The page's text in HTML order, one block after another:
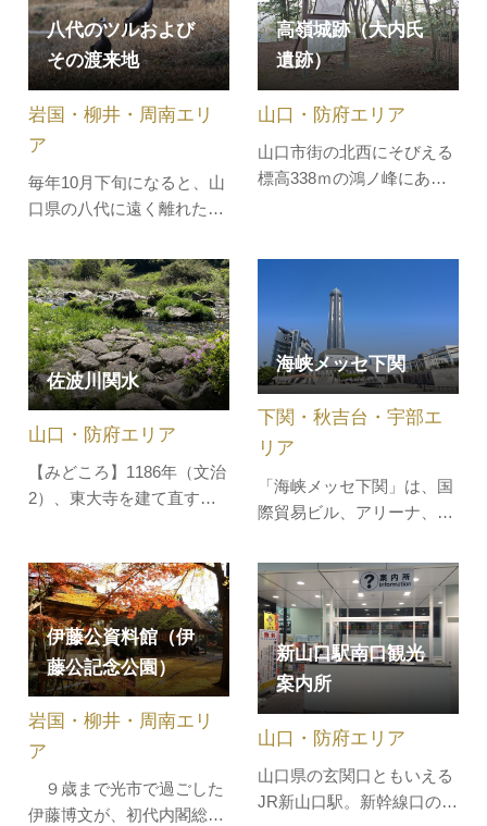
公開となっている庭園「瀟
湘八景の庭」を特別公開し
ます。さらに「瀟湘八景の
庭」を前にしての坐禅も
DC期間限定で体験できま
す！ぜひ漢陽…
国自然歩道の一部として整
備されています。樹々に覆
われた道を登って山頂へ到
着すると、陽光に溢れる山
頂からの視野は広く、響灘
を一望に見…
八代のツルおよび
その渡来地
毎年10月下旬になると、山
口県の八代に遠く離れたシ
し、３月上旬まで越冬しま
す。八代は、周囲を小高い
山に囲まれた標高300ｍ～
350ｍの小さな盆地で、本
州で唯一のツル渡来地で
す。また近代日本で他の地
護をはじめた…
岩国・柳井・周南エリ
ア
高嶺城跡（大内氏
遺跡）
山口市街の北西にそびえる
標高338ｍの鴻ノ峰にある
ます。大内氏最後の義長が
３年（1557）に築城された
典型的な山城で、山頂に本
丸跡などを残します。この
山に登る道は、山口大神宮
からも登…
山口・防府エリア
佐波川関水
【みどころ】1186年（文治
2）、東大寺を建て直す役
ん）は、佐波郡の山で木を
切りだし、佐波川をつかっ
て海まで流し、奈良へと送
りました。このとき、川底
が浅く木を流しにくいとこ
ろでは、川をせきとめて水
位をあげ､ …
山口・防府エリア
海峡メッセ下関
「海峡メッセ下関」は、国
際貿易ビル、アリーナ、海
から構成され、展示見本市
会場、イベントホール、国
際会議場、オフィスなどか
らなる総合的、多目的な複
合施設です。
下関・秋吉台・宇部エ
リア
伊藤公資料館（伊
藤公記念公園）
９歳まで光市で過ごした
伊藤博文が、初代内閣総理
岩国・柳井・周南エリ
ア
新山口駅南口観光
案内所
山口県の玄関口ともいえる
JR新山口駅。新幹線口の改
山口・防府エリア